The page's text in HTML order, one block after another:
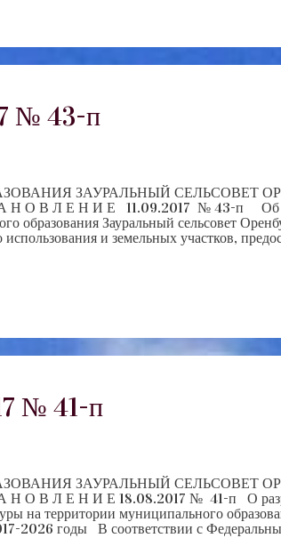
№ 43-п
ЗАУРАЛЬНЫЙ СЕЛЬСОВЕТ
В Л Е Н И Е 11.09.2017 № 43-п Об
образования Зауральный сельсовет
и земельных участков,
№ 41-п
ЗАУРАЛЬНЫЙ СЕЛЬСОВЕТ
Л Е Н И Е 18.08.2017 № 41-п О
на территории муниципального
2026 годы В соответствии с